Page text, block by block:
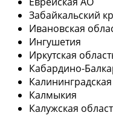
Забайкальский
Ивановская
Ингушетия
Иркутская
Кабардино-
Калмыкия
Калужская